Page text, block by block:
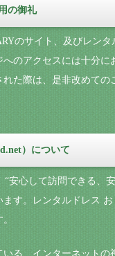
の御礼
のサイト、及びレン
のアクセスには十分
た際は、是非改めて
）について
安心して訪問できる
す。レンタルドレス
る、インターネット